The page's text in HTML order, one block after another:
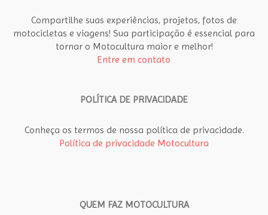
Compartilhe suas experiências, projetos, fotos de
motocicletas e viagens! Sua participação é essencial para
tornar o Motocultura maior e melhor!
Entre em contato
POLÍTICA DE PRIVACIDADE
Conheça os termos de nossa política de privacidade.
Política de privacidade Motocultura
QUEM FAZ MOTOCULTURA